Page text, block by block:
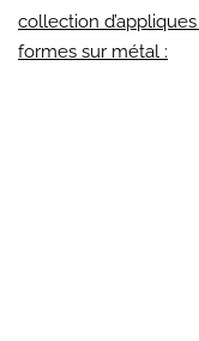
collection
formes sur métal :